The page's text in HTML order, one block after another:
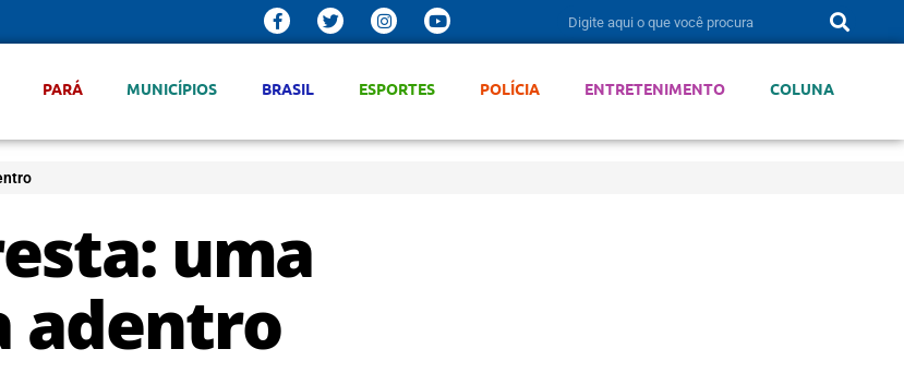
PARÁ MUNICÍPIOS BRASIL ESPORTES POLÍCIA ENTRETENIMENTO COLUNA
uma
adentro